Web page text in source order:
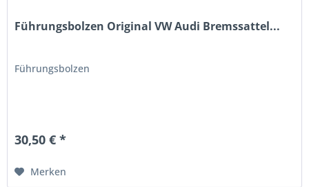
Führungsbolzen Original VW Audi Bremssattel...
Führungsbolzen
30,50 € *
Merken